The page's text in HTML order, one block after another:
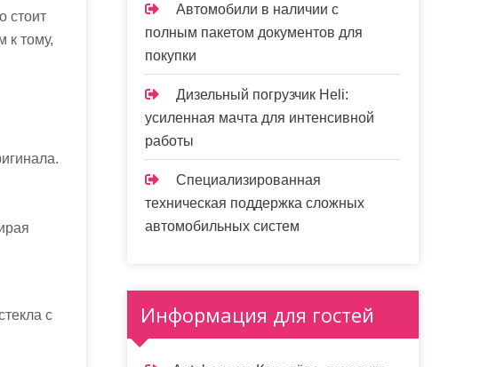
стоит
к тому,
с
Автомобили в наличии с
полным пакетом документов для
покупки
Дизельный погрузчик Heli:
усиленная мачта для интенсивной
работы
Специализированная
техническая поддержка сложных
автомобильных систем
Информация для гостей